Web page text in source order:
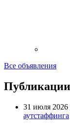
Все объявления
Публикации
31 июля 2026
аутстаффинга